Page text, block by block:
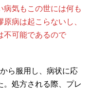
病気もこの世には何も
病は起こらないし、
不可能であるので
ら服用し、病状に応
。処方される際、プレ